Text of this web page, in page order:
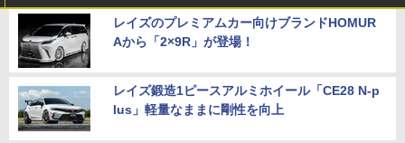
レイズのプレミアムカー向けブランドHOMUR
Aから「2×9R」が登場！
レイズ鍛造1ピースアルミホイール「CE28 N-p
lus」軽量なままに剛性を向上